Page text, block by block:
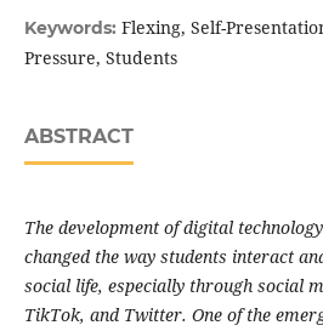
Keywords: Flexing, Self-
Pressure, Students
ABSTRACT
The development of digital
changed the way students interact
social life, especially through social
TikTok, and Twitter. One of the